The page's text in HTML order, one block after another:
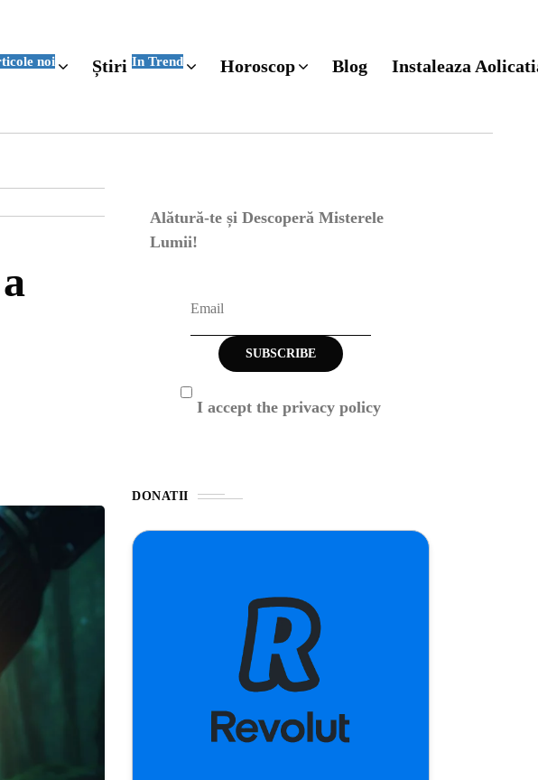
noi Știri In Trend Horoscop Blog Instaleaza
Alătură-te și Descoperă Misterele
Lumii!
I accept the privacy policy
DONATII